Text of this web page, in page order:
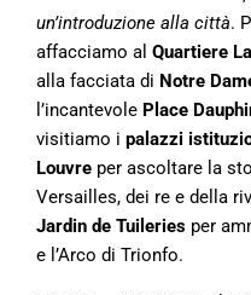
un’introduzione alla città.
affacciamo al Quartiere
alla facciata di Notre
l’incantevole Place
visitiamo i palazzi
Louvre per ascoltare la
Versailles, dei re e della
Jardin de Tuileries per
e l’Arco di Trionfo.